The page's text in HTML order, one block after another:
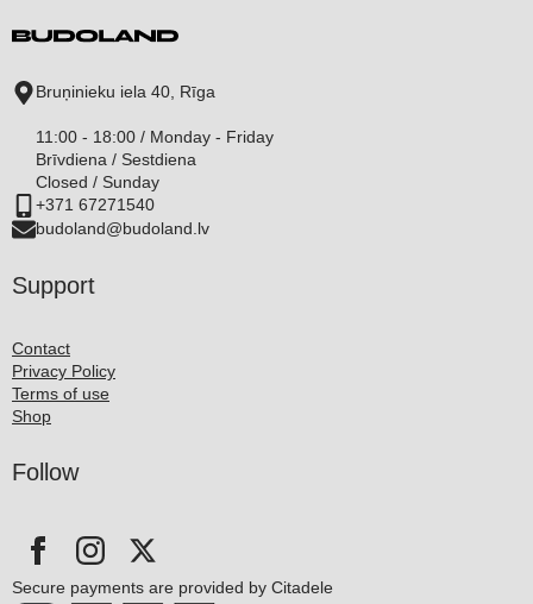
Bruņinieku iela 40, Rīga
11:00 - 18:00 / Monday - Friday
Brīvdiena / Sestdiena
Closed / Sunday
+371 67271540
budoland@budoland.lv
Support
Contact
Privacy Policy
Terms of use
Shop
Follow
Secure payments are provided by Citadele